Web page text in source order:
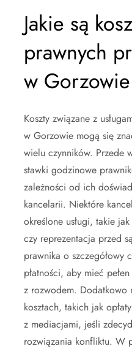
Jakie są
prawnych
w Gorzowie
Koszty związane z
w Gorzowie mogą się
wielu czynników. Przede
stawki godzinowe
zależności od ich
kancelarii. Niektóre
określone usługi, takie
czy reprezentacja przed
prawnika o szczegółowy
płatności, aby mieć
z rozwodem. Dodatkowo
kosztach, takich jak
z mediacjami, jeśli
rozwiązania konfliktu. W